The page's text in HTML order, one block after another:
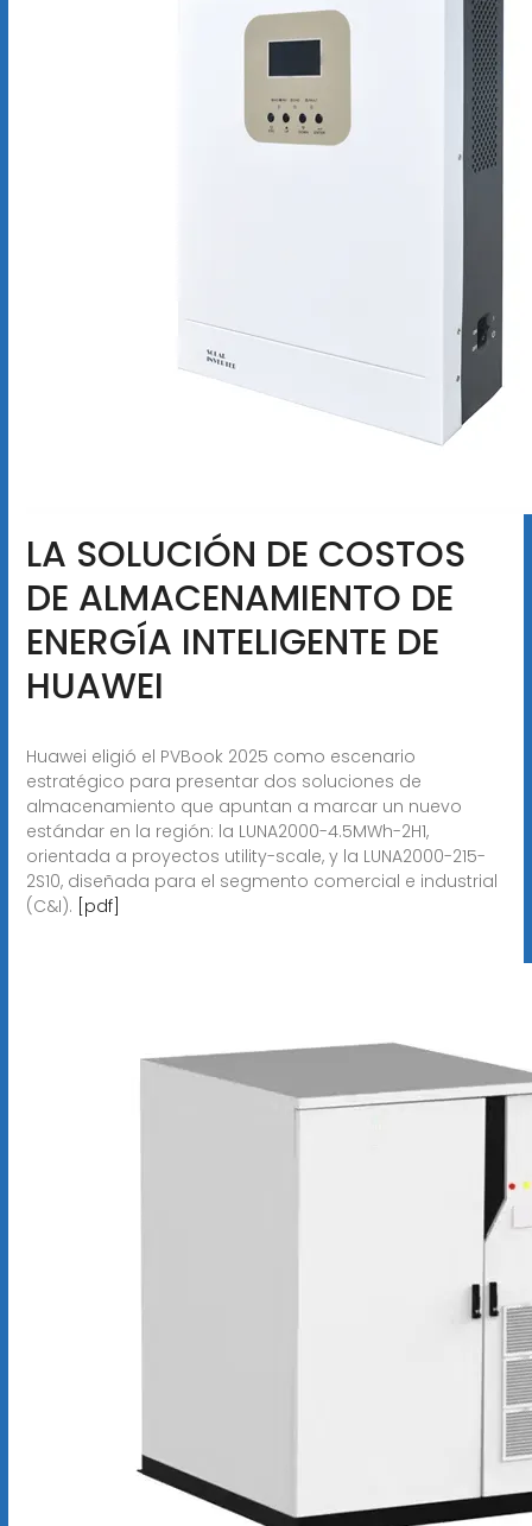
LA SOLUCIÓN DE COSTOS
DE ALMACENAMIENTO DE
ENERGÍA INTELIGENTE DE
HUAWEI
Huawei eligió el PVBook 2025 como escenario
estratégico para presentar dos soluciones de
almacenamiento que apuntan a marcar un nuevo
estándar en la región: la LUNA2000-4.5MWh-2H1,
orientada a proyectos utility-scale, y la LUNA2000-215-
2S10, diseñada para el segmento comercial e industrial
(C&I). [pdf]